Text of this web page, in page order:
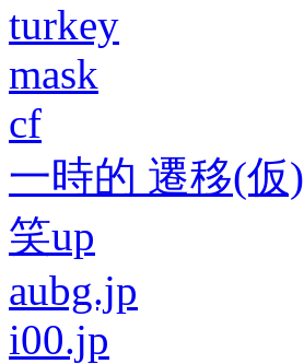
turkey
mask
cf
一時的 遷移(仮)
笑up
aubg.jp
i00.jp